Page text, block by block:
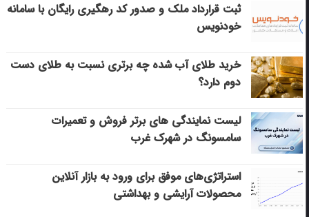
ثبت قرارداد ملک و صدور کد رهگیری رایگان با سامانه
خودنویس
خرید طلای آب شده چه برتری نسبت به طلای دست
دوم دارد؟
لیست نمایندگی های برتر فروش و تعمیرات
سامسونگ در شهرک غرب
استراتژی‌های موفق برای ورود به بازار آنلاین
محصولات آرایشی و بهداشتی